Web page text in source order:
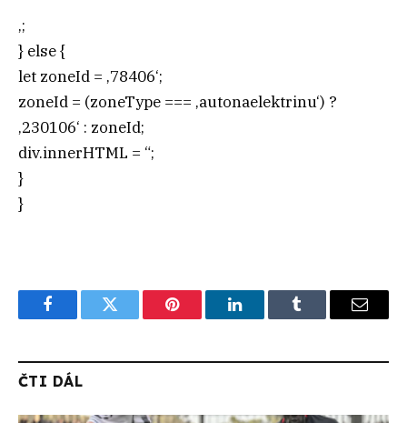
‚;
} else {
let zoneId = ‚78406‘;
zoneId = (zoneType === ‚autonaelektrinu‘) ?
‚230106‘ : zoneId;
div.innerHTML = “;
}
}
FacebookTwitter Pinterest LinkedInTumblr Email
ČTI DÁL